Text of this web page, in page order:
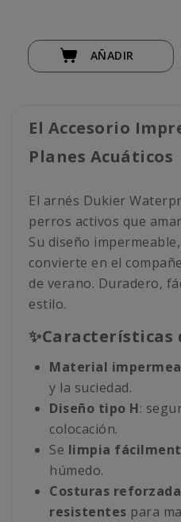
AÑADIR
El Accesorio
Planes Acuáticos
El arnés Dukier
perros activos que
Su diseño
convierte en el
de verano. Duradero,
estilo.
✨Características
Material
y la suciedad.
Diseño tipo H:
colocación.
Se limpia
húmedo.
Costuras
resistentes para